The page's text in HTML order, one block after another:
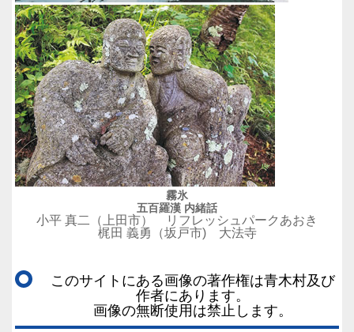
霧氷
五百羅漢 内緒話
小平 真二（上田市） リフレッシュパークあおき
梶田 義勇（坂戸市) 大法寺
このサイトにある画像の著作権は青木村及び
作者にあります。
画像の無断使用は禁止します。